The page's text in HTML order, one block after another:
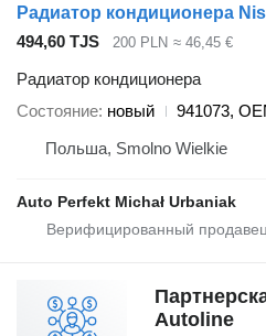
494,60 TJS 200 PLN ≈ 46,45 €
Радиатор кондиционера
Состояние новый
941073,
Польша, Smolno Wielkie
Auto Perfekt Michał Urbaniak
Autoline